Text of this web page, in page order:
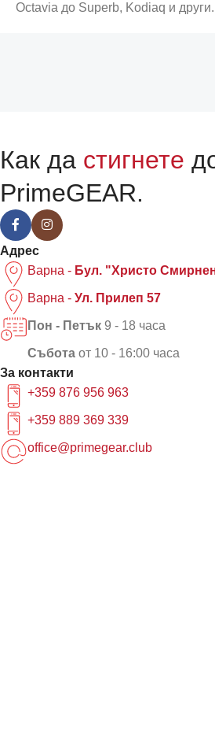
Octavia до Superb, Kodiaq и други.
Как да стигнете
PrimeGEAR.
Адрес
Варна - Бул. "Христо
Варна - Ул. Прилеп 57
Пон - Петък 9 - 18 часа
Събота от 10 - 16:00 часа
За контакти
+359 876 956 963
+359 889 369 339
office@primegear.club